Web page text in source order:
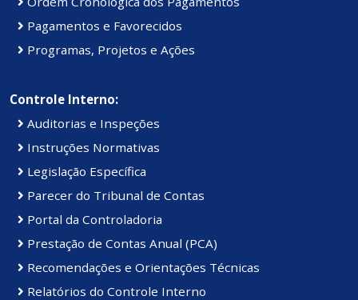
Pagamentos e Favorecidos
Programas, Projetos e Ações
Controle Interno:
Auditorias e Inspeções
Instruções Normativas
Legislação Específica
Parecer do Tribunal de Contas
Portal da Controladoria
Prestação de Contas Anual (PCA)
Recomendações e Orientações Técnicas
Relatórios do Controle Interno